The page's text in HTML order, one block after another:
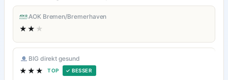
AOK Bremen/Bremerhaven
★★ ★
BIG direkt gesund
★★★ TOP ✓ BESSER